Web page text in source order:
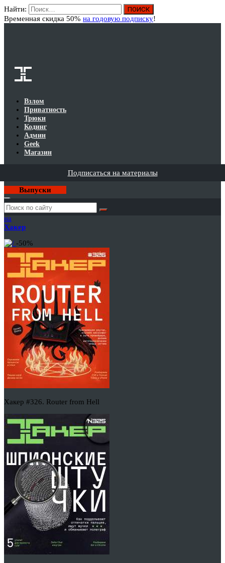
Найти:
Временная скидка 50% на годовую подписку!
Взлом
Приватность
Трюки
Кодинг
Админ
Geek
Магазин
Подписаться на материалы
Выпуски
Годовая
подписка
на
Хакер
-50%
Хакер #326. Router from Hell